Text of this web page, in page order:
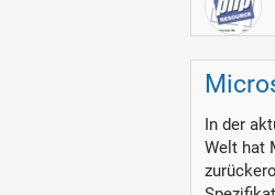
In der
Welt hat